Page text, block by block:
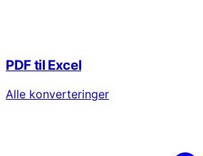
PDF til Excel
Alle konverteringer